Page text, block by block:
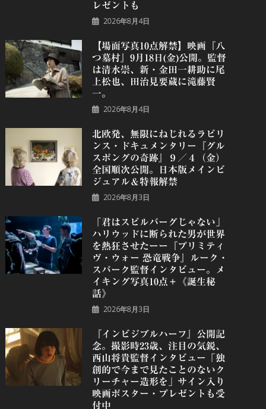
レゼントも
2026年8月4日
【場面写真10点解禁】映画『八
つ墓村』9月18日(金)公開。監督
は清水崇、新・金田一耕助に尾
上松也、田治見要蔵に滝藤賢
一。
2026年8月4日
北欧発、無限にねじれるラビリ
ンス・ドキュメンタリー『グル
スポングの奇跡』９／４（金）
全国順次公開。日本版メインビ
ジュアル＆特報解禁
2026年8月3日
「君はスピルバーグじゃない」
ハリウッドに断られた男が世界
を熱狂させたーー『プリミティ
ヴ・ウォー 恐⻯戦争』ルーク・
スパーク監督インタビュー。メ
イキング写真10点＋《誕⽣秘
話》
2026年8月3日
『インビジブルハーフ』公開記
念。撮影時23歳、注目の気鋭、
⻄⼭将貴監督インタビュー「独
創的で今まで見たことのないク
リーチャー造形を」サイン入り
映画ポスター・プレゼントも受
付中